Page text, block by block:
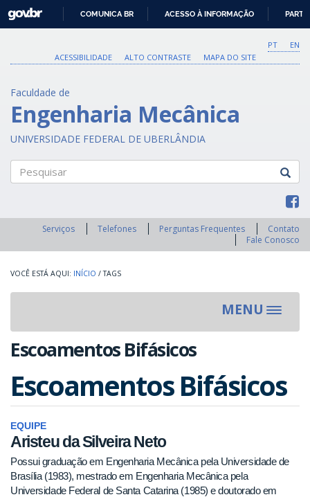
O
CONTEÚDO
GOVBR
COMUNICA BR ACESSO À INFORMAÇÃO
PT
EN
ACESSIBILIDADE
ALTO CONTRASTE MAPA DO SITE
Faculdade de
Engenharia Mecânica
UNIVERSIDADE FEDERAL DE UBERLÂNDIA
Serviços Telefones Perguntas Frequentes
Contato
Fale Conosco
INÍCIO / TAGS
MENU
Toggle
Escoamentos Bifásicos
Escoamentos Bifásicos
EQUIPE
Aristeu da Silveira Neto
Possui graduação em Engenharia Mecânica pela Universidade de
Brasília (1983), mestrado em Engenharia Mecânica pela
Universidade Federal de Santa Catarina (1985) e doutorado em